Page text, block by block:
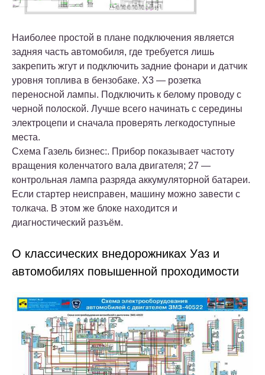
Наиболее простой в плане подключения является
задняя часть автомобиля, где требуется лишь
закрепить жгут и подключить задние фонари и датчик
уровня топлива в бензобаке. Х3 — розетка
переносной лампы. Подключить к белому проводу с
черной полоской. Лучше всего начинать с середины
электроцепи и сначала проверять легкодоступные
места.
Схема Газель бизнес:. Прибор показывает частоту
вращения коленчатого вала двигателя; 27 —
контрольная лампа разряда аккумуляторной батареи.
Если стартер неисправен, машину можно завести с
толкача. В этом же блоке находится и
диагностический разъём.
О классических внедорожниках Уаз и
автомобилях повышенной проходимости